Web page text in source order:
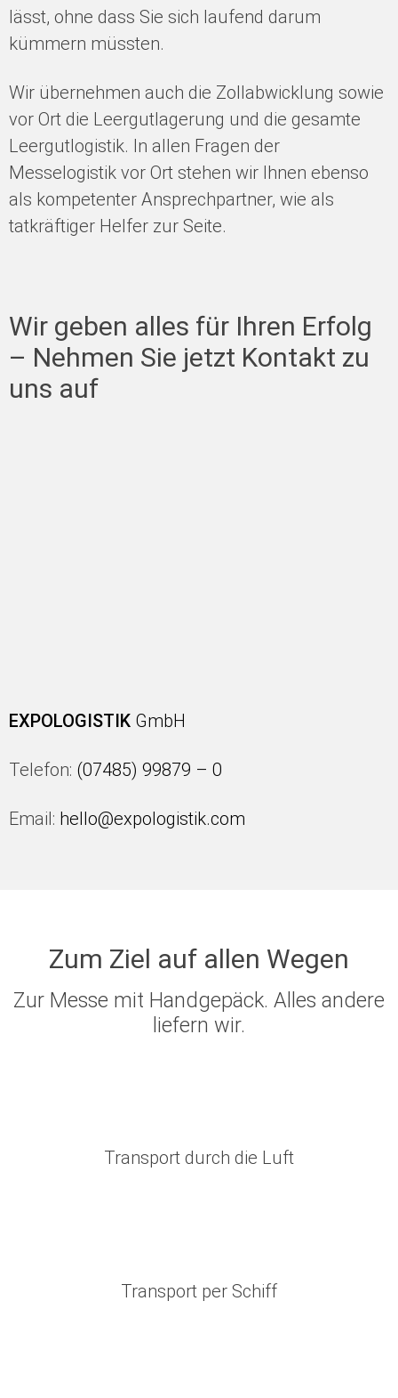
lässt, ohne dass Sie sich laufend darum
kümmern müssten.
Wir übernehmen auch die Zollabwicklung sowie
vor Ort die Leergutlagerung und die gesamte
Leergutlogistik. In allen Fragen der
Messelogistik vor Ort stehen wir Ihnen ebenso
als kompetenter Ansprechpartner, wie als
tatkräftiger Helfer zur Seite.
Wir geben alles für Ihren Erfolg
– Nehmen Sie jetzt Kontakt zu
uns auf
EXPOLOGISTIK GmbH
Telefon: (07485) 99879 – 0
Email: hello@expologistik.com
Zum Ziel auf allen Wegen
Zur Messe mit Handgepäck. Alles andere
liefern wir.
Transport durch die Luft
Transport per Schiff